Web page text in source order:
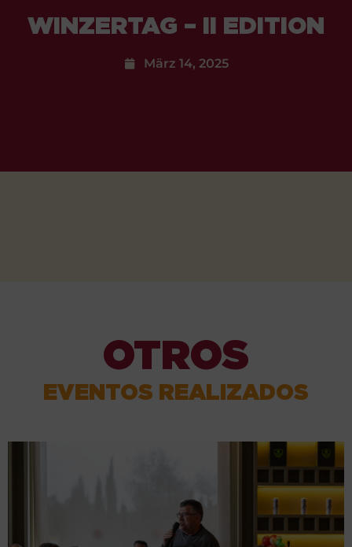
WINZERTAG – II EDITION
März 14, 2025
OTROS
EVENTOS REALIZADOS